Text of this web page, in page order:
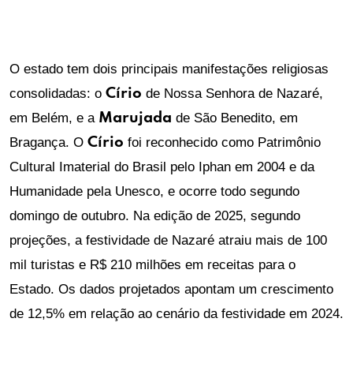
O estado tem dois principais manifestações religiosas
consolidadas: o Círio de Nossa Senhora de Nazaré,
em Belém, e a Marujada de São Benedito, em
Bragança. O Círio foi reconhecido como Patrimônio
Cultural Imaterial do Brasil pelo Iphan em 2004 e da
Humanidade pela Unesco, e ocorre todo segundo
domingo de outubro. Na edição de 2025, segundo
projeções, a festividade de Nazaré atraiu mais de 100
mil turistas e R$ 210 milhões em receitas para o
Estado. Os dados projetados apontam um crescimento
de 12,5% em relação ao cenário da festividade em 2024.